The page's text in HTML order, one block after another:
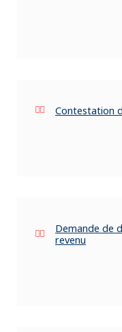
Contestation
Demande de
revenu